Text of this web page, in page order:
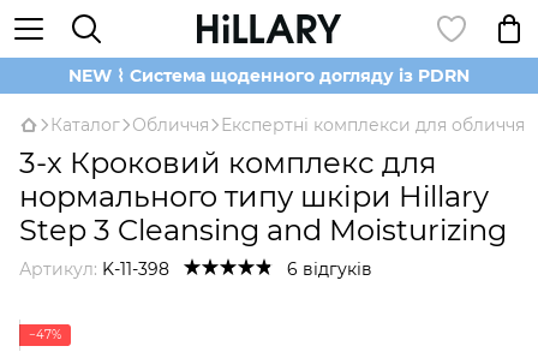
NEW ⌇ Система щоденного догляду із PDRN
Каталог Обличчя Експертні комплекси для обличчя
3-х Кроковий комплекс для
нормального типу шкіри Hillary
Step 3 Cleansing and Moisturizing
Артикул: K-11-398 6 відгуків
−47%